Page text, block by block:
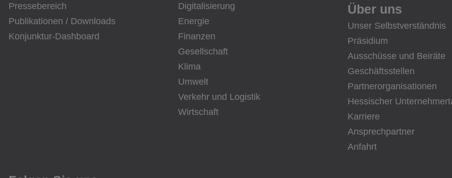
Pressebereich
Publikationen / Downloads
Konjunktur-Dashboard
Digitalisierung
Energie
Finanzen
Gesellschaft
Klima
Umwelt
Verkehr und Logistik
Wirtschaft
Über uns
Unser Selbstverständnis
Präsidium
Ausschüsse und Beiräte
Geschäftsstellen
Partnerorganisationen
Hessischer
Karriere
Ansprechpartner
Anfahrt